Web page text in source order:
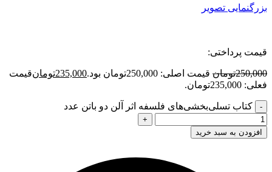
بزرگنمایی تصویر
قیمت پرداختی:
250,000تومان قیمت اصلی: 250,000تومان بود. 235,000تومانقیمت
فعلی: 235,000تومان.
کتاب تسلی‌بخشی‌های فلسفه اثر آلن دو باتن عدد
افزودن به سبد خرید